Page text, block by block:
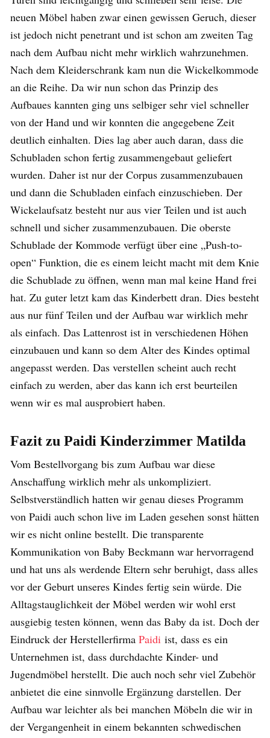
neuen Möbel haben zwar einen gewissen Geruch, dieser
ist jedoch nicht penetrant und ist schon am zweiten Tag
nach dem Aufbau nicht mehr wirklich wahrzunehmen.
Nach dem Kleiderschrank kam nun die Wickelkommode
an die Reihe. Da wir nun schon das Prinzip des
Aufbaues kannten ging uns selbiger sehr viel schneller
von der Hand und wir konnten die angegebene Zeit
deutlich einhalten. Dies lag aber auch daran, dass die
Schubladen schon fertig zusammengebaut geliefert
wurden. Daher ist nur der Corpus zusammenzubauen
und dann die Schubladen einfach einzuschieben. Der
Wickelaufsatz besteht nur aus vier Teilen und ist auch
schnell und sicher zusammenzubauen. Die oberste
Schublade der Kommode verfügt über eine „Push-to-
open“ Funktion, die es einem leicht macht mit dem Knie
die Schublade zu öffnen, wenn man mal keine Hand frei
hat. Zu guter letzt kam das Kinderbett dran. Dies besteht
aus nur fünf Teilen und der Aufbau war wirklich mehr
als einfach. Das Lattenrost ist in verschiedenen Höhen
einzubauen und kann so dem Alter des Kindes optimal
angepasst werden. Das verstellen scheint auch recht
einfach zu werden, aber das kann ich erst beurteilen
wenn wir es mal ausprobiert haben.
Fazit zu Paidi Kinderzimmer Matilda
Vom Bestellvorgang bis zum Aufbau war diese
Anschaffung wirklich mehr als unkompliziert.
Selbstverständlich hatten wir genau dieses Programm
von Paidi auch schon live im Laden gesehen sonst hätten
wir es nicht online bestellt. Die transparente
Kommunikation von Baby Beckmann war hervorragend
und hat uns als werdende Eltern sehr beruhigt, dass alles
vor der Geburt unseres Kindes fertig sein würde. Die
Alltagstauglichkeit der Möbel werden wir wohl erst
ausgiebig testen können, wenn das Baby da ist. Doch der
Eindruck der Herstellerfirma Paidi ist, dass es ein
Unternehmen ist, dass durchdachte Kinder- und
Jugendmöbel herstellt. Die auch noch sehr viel Zubehör
anbietet die eine sinnvolle Ergänzung darstellen. Der
Aufbau war leichter als bei manchen Möbeln die wir in
der Vergangenheit in einem bekannten schwedischen